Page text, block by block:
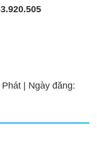
| Ngày đăng: